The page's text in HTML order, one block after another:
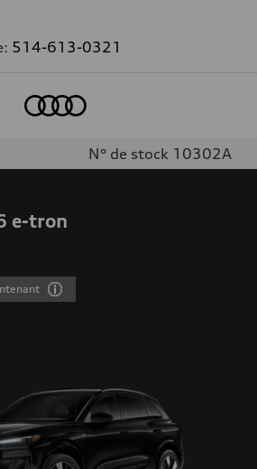
514-613-0321
N° de stock 10302A
e-tron